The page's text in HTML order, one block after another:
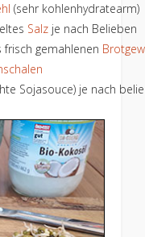
(sehr kohlenhydratearm)
Salzje nach Belieben
frisch gemahlenen
Sojasouce) je nach